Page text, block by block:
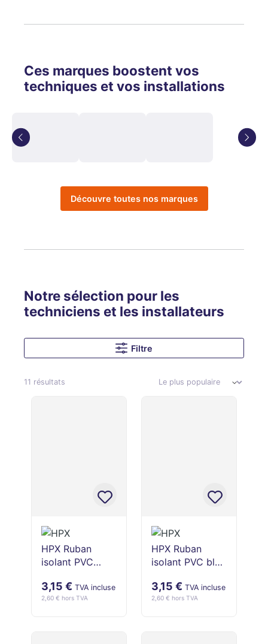
Ces marques boostent vos
techniques et vos installations
Découvre toutes nos marques
Notre sélection pour les
techniciens et les installateurs
Filtre
11 résultats
HPX Ruban
isolant PVC
10 m
3,15 € TVA incluse
2,60 € hors TVA
HPX Ruban
isolant PVC bleu
3,15 € TVA incluse
2,60 € hors TVA